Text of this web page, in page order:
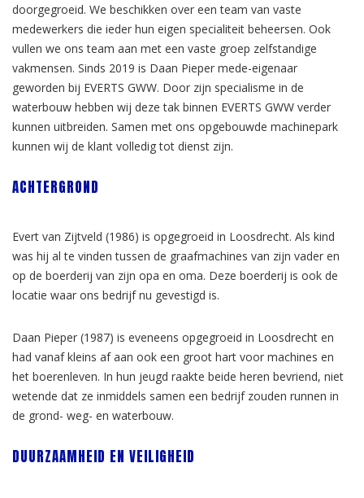
doorgegroeid. We beschikken over een team van vaste
medewerkers die ieder hun eigen specialiteit beheersen. Ook
vullen we ons team aan met een vaste groep zelfstandige
vakmensen. Sinds 2019 is Daan Pieper mede-eigenaar
geworden bij EVERTS GWW. Door zijn specialisme in de
waterbouw hebben wij deze tak binnen EVERTS GWW verder
kunnen uitbreiden. Samen met ons opgebouwde machinepark
kunnen wij de klant volledig tot dienst zijn.
ACHTERGROND
Evert van Zijtveld (1986) is opgegroeid in Loosdrecht. Als kind
was hij al te vinden tussen de graafmachines van zijn vader en
op de boerderij van zijn opa en oma. Deze boerderij is ook de
locatie waar ons bedrijf nu gevestigd is.
Daan Pieper (1987) is eveneens opgegroeid in Loosdrecht en
had vanaf kleins af aan ook een groot hart voor machines en
het boerenleven. In hun jeugd raakte beide heren bevriend, niet
wetende dat ze inmiddels samen een bedrijf zouden runnen in
de grond- weg- en waterbouw.
DUURZAAMHEID EN VEILIGHEID